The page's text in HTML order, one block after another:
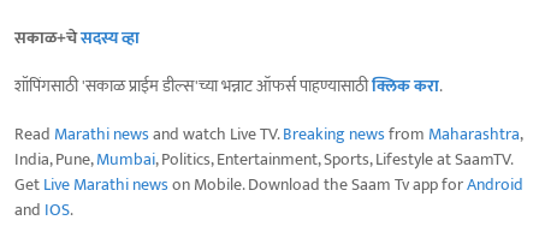
सकाळ+चेसदस्य व्हा
शॉपिंगसाठी 'सकाळ प्राईम डील्स'च्या भन्नाट ऑफर्स पाहण्यासाठीक्लिक करा.
Read Marathi newsand watch Live TV.Breaking newsfrom Maharashtra,
India, Pune,Mumbai, Politics, Entertainment, Sports, Lifestyle at SaamTV.
GetLive Marathi newson Mobile. Download the Saam Tv app forAndroid
and IOS.